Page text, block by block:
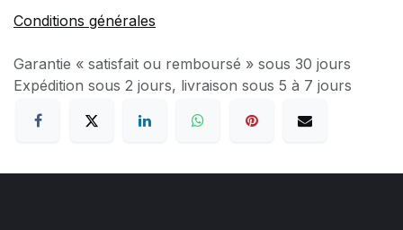
Conditions générales
Garantie « satisfait ou remboursé » sous 30 jours
Expédition sous 2 jours, livraison sous 5 à 7 jours